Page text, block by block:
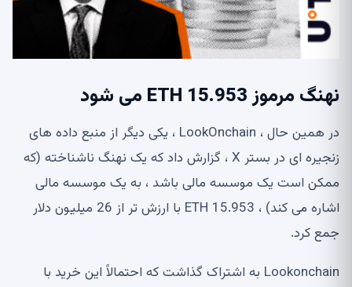
نهنگ مرموز 15.953 ETH می شود
در همین حال ، LookOnchain ، یکی دیگر از منبع داده های
زنجیره ای در بستر X ، گزارش داد که یک نهنگ ناشناخته (که
ممکن است یک موسسه مالی باشد ، به یک موسسه مالی
اشاره می کند) ، 15.953 ETH با ارزش تر از 26 میلیون دلار
جمع کرد.
Lookonchain به اشتراک گذاشت که احتمالاً این خرید با